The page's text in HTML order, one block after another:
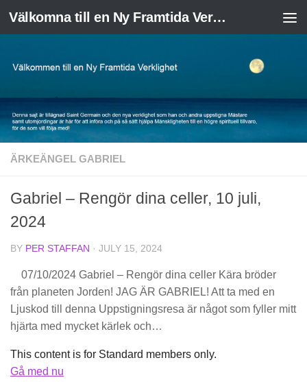
Skip to content Välkomna till en Ny Framtida Verklighet
ÄRKEÄNGEL GABRIEL
Gabriel – Rengör dina celler, 10 juli,
2024
BY PER STAFFAN · JULY 15, 2024
07/10/2024 Gabriel – Rengör dina celler Kära bröder
från planeten Jorden! JAG ÄR GABRIEL! Att ta med en
Ljuskod till denna Uppstigningsresa är något som fyller mitt
hjärta med mycket kärlek och…
This content is for Standard members only.
Gå med nu